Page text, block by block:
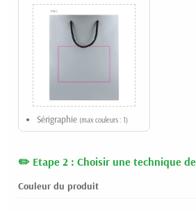
Sérigraphie (max couleurs : 1)
Etape 2 : Choisir une technique
Couleur du produit